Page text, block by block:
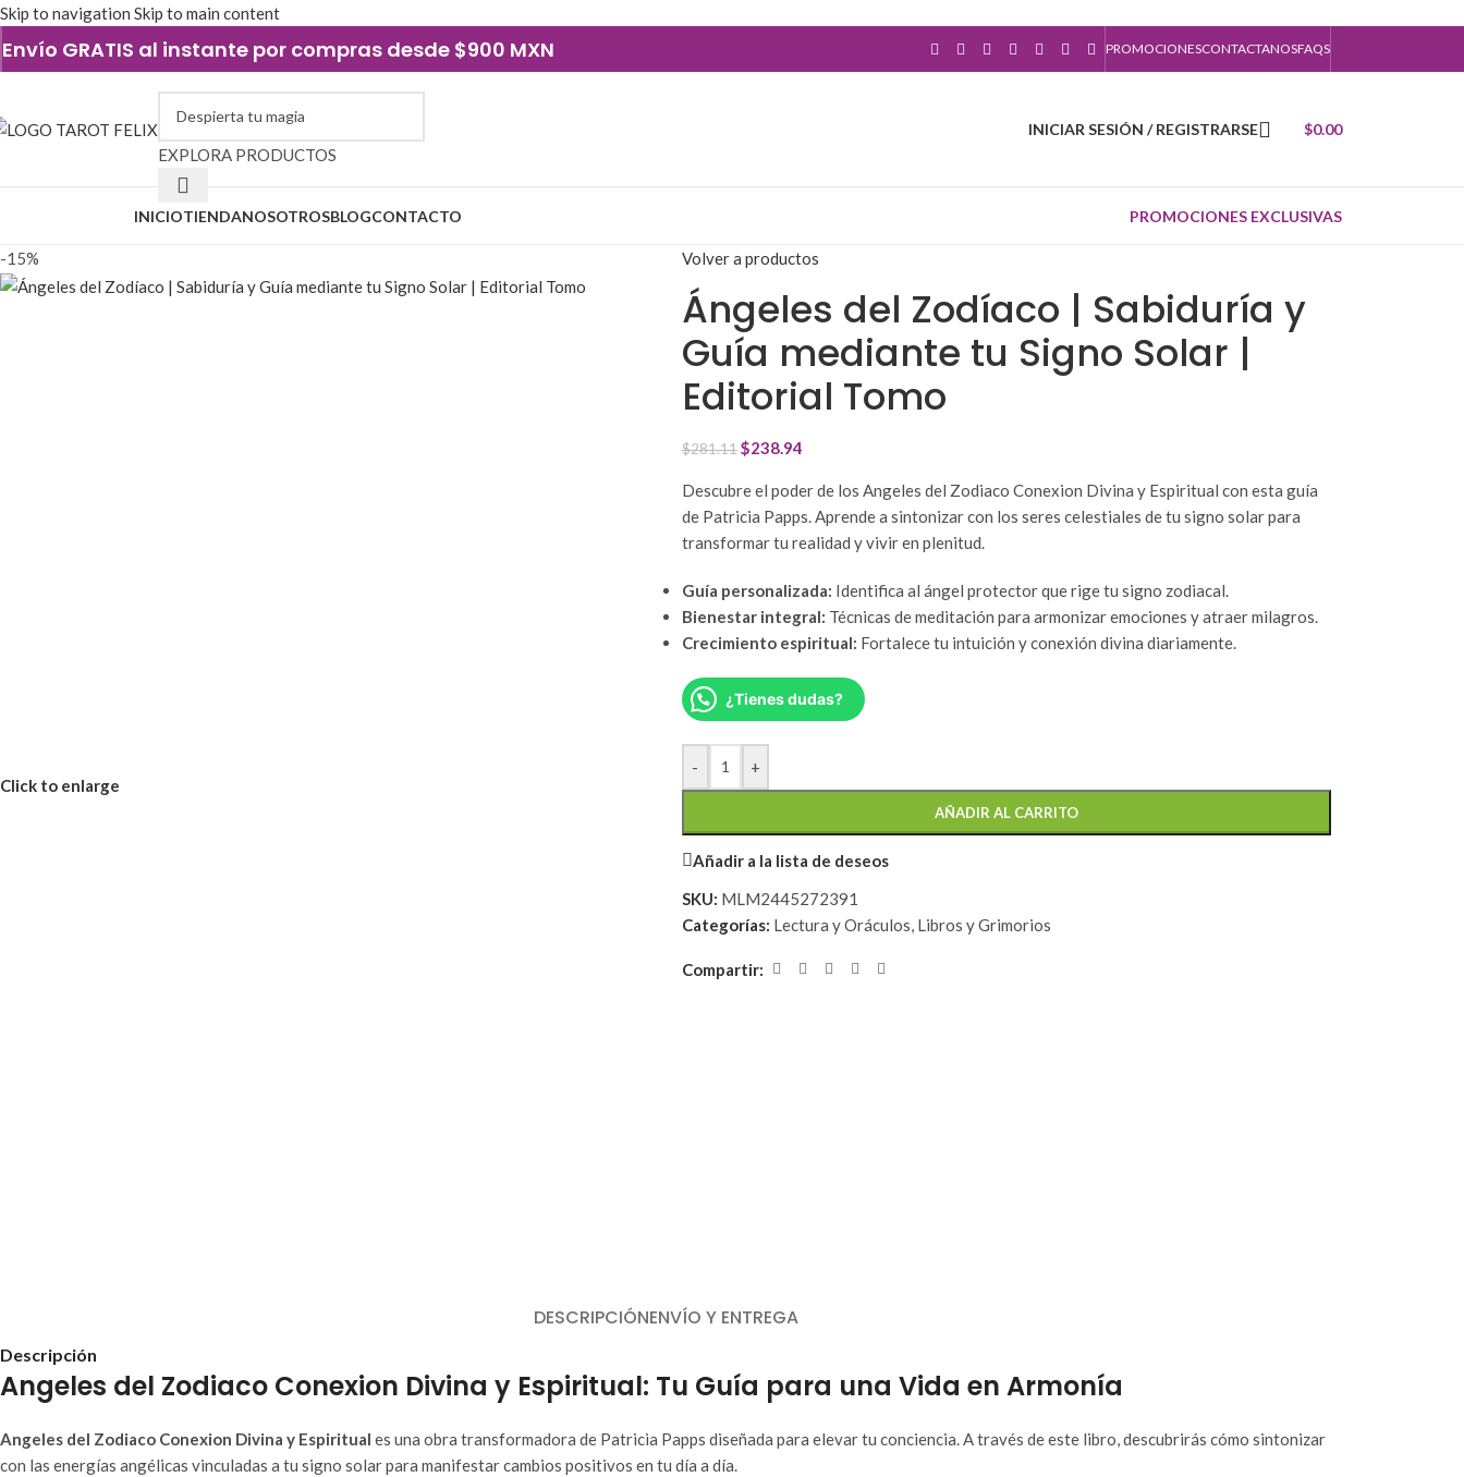
Skip to navigation Skip to main content
Envío GRATIS al instante por compras desde $900 MXN PROMOCIONESCONTACTANOSFAQS
EXPLORA PRODUCTOS
INICIAR SESIÓN / REGISTRARSE $0.00
INICIOTIENDANOSOTROSBLOGCONTACTO PROMOCIONES EXCLUSIVAS
-15%
Click to enlarge
Volver a productos
Ángeles del Zodíaco | Sabiduría y
Guía mediante tu Signo Solar |
Editorial Tomo
$281.11$238.94
Descubre el poder de los Angeles del Zodiaco Conexion Divina y Espiritual con esta guía
de Patricia Papps. Aprende a sintonizar con los seres celestiales de tu signo solar para
transformar tu realidad y vivir en plenitud.
Guía personalizada: Identifica al ángel protector que rige tu signo zodiacal.
Bienestar integral: Técnicas de meditación para armonizar emociones y atraer milagros.
Crecimiento espiritual: Fortalece tu intuición y conexión divina diariamente.
¿Tienes dudas?
- +
AÑADIR AL CARRITO
Añadir a la lista de deseos
SKU: MLM2445272391
Categorías: Lectura y Oráculos, Libros y Grimorios
Compartir:
DESCRIPCIÓNENVÍO Y ENTREGA
Descripción
Angeles del Zodiaco Conexion Divina y Espiritual: Tu Guía para una Vida en Armonía
Angeles del Zodiaco Conexion Divina y Espiritual es una obra transformadora de Patricia Papps diseñada para elevar tu conciencia. A través de este libro, descubrirás cómo sintonizar
con las energías angélicas vinculadas a tu signo solar para manifestar cambios positivos en tu día a día.